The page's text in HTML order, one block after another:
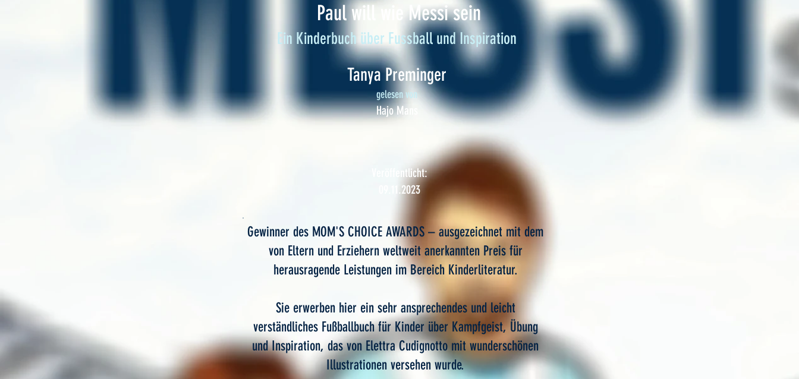
Paul will wie Messi sein
Ein Kinderbuch über Fussball und Inspiration
Tanya Preminger
gelesen von
Hajo Mans
Veröffentlicht:
09.11.2023
Gewinner des MOM'S CHOICE AWARDS – ausgezeichnet mit dem
von Eltern und Erziehern weltweit anerkannten Preis für
herausragende Leistungen im Bereich Kinderliteratur.
Sie erwerben hier ein sehr ansprechendes und leicht
verständliches Fußballbuch für Kinder über Kampfgeist, Übung
und Inspiration, das von Elettra Cudignotto mit wunderschönen
Illustrationen versehen wurde.